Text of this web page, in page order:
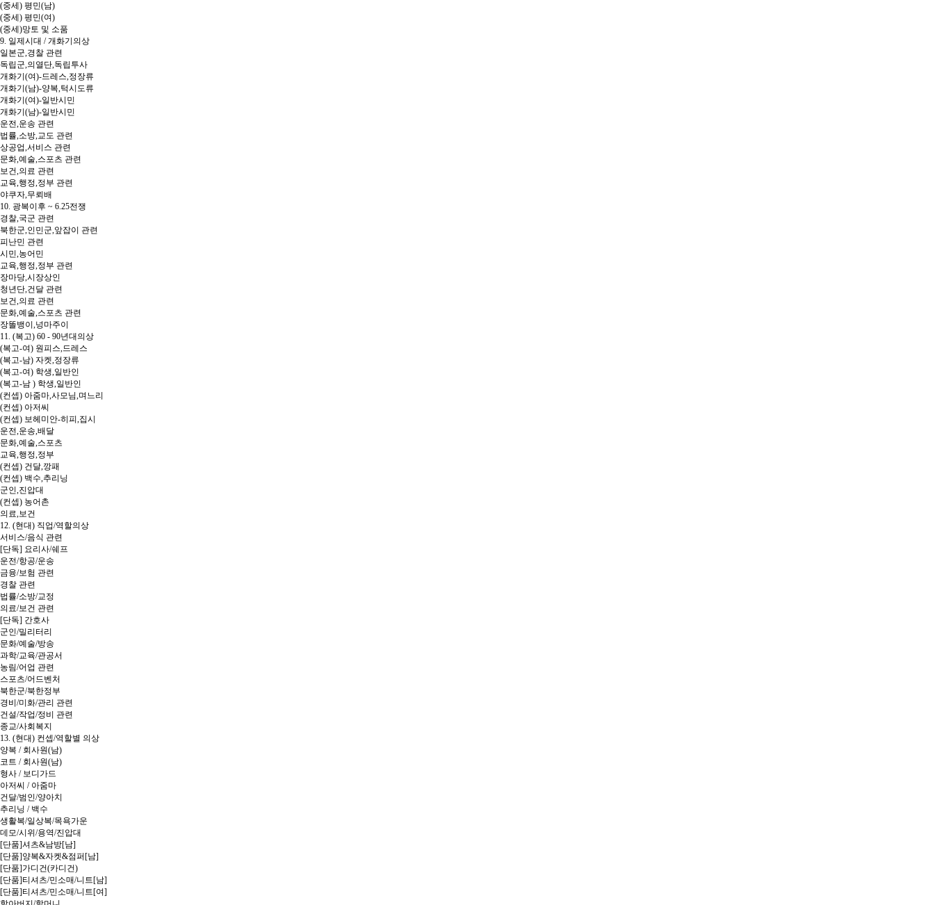
(중세) 평민(남)
(중세) 평민(여)
(중세)망토 및 소품
9. 일제시대 / 개화기의상
일본군,경찰 관련
독립군,의열단,독립투사
개화기(여)-드레스,정장류
개화기(남)-양복,턱시도류
개화기(여)-일반시민
개화기(남)-일반시민
운전,운송 관련
법률,소방,교도 관련
상공업,서비스 관련
문화,예술,스포츠 관련
보건,의료 관련
교육,행정,정부 관련
야쿠자,무뢰배
10. 광복이후 ~ 6.25전쟁
경찰,국군 관련
북한군,인민군,앞잡이 관련
피난민 관련
시민,농어민
교육,행정,정부 관련
장마당,시장상인
청년단,건달 관련
보건,의료 관련
문화,예술,스포츠 관련
장똘뱅이,넝마주이
11. (복고) 60 - 90년대의상
(복고-여) 원피스,드레스
(복고-남) 자켓,정장류
(복고-여) 학생,일반인
(복고-남 ) 학생,일반인
(컨셉) 아줌마,사모님,며느리
(컨셉) 아저씨
(컨셉) 보헤미안-히피,집시
운전,운송,배달
문화,예술,스포츠
교육,행정,정부
(컨셉) 건달,깡패
(컨셉) 백수,추리닝
군인,진압대
(컨셉) 농어촌
의료,보건
12. (현대) 직업/역할의상
서비스/음식 관련
[단독] 요리사/쉐프
운전/항공/운송
금융/보험 관련
경찰 관련
법률/소방/교정
의료/보건 관련
[단독] 간호사
군인/밀리터리
문화/예술/방송
과학/교육/관공서
농림/어업 관련
스포츠/어드벤처
북한군/북한정부
경비/미화/관리 관련
건설/작업/정비 관련
종교/사회복지
13. (현대) 컨셉/역할별 의상
양복 / 회사원(남)
코트 / 회사원(남)
형사 / 보디가드
아저씨 / 아줌마
건달/범인/양아치
추리닝 / 백수
생활복/일상복/목욕가운
데모/시위/용역/진압대
[단품]셔츠&남방[남]
[단품]양복&자켓&점퍼[남]
[단품]가디건(카디건)
[단품]티셔츠/민소매/니트[남]
[단품]티셔츠/민소매/니트[여]